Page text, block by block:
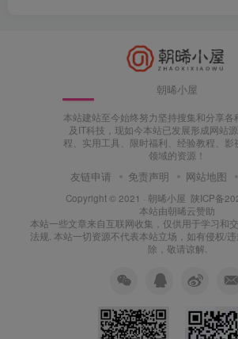
朝晞小屋
本站建站至今始终努力坚持搜集和分享各
及IT科技，现如今本站已发展形成网站
程、实用工具、限时福利、经验教程、影
领域的资源！
友链申请 免责声明 网站地图
Copyright © 2021 · 朝晞小屋 陕ICP备
本站由朝晞云赞助
本站一些文章来自互联网收集，仅供用于学习和
法规. 本站一切资源不代表本站立场，如有侵权/
除，敬请谅解.